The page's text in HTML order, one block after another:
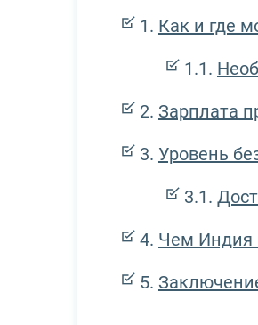
Как и где
Зарплата
Уровень
Чем Индия